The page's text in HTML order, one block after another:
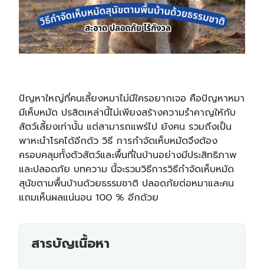
ปัญหาใหญ่ที่คนเลี้ยงหมาไม่มีใครอยากเจอ คือปัญหาหมา
มีเห็บหมัด ปรสิตเหล่านี้ไม่เพียงสร้างความรำคาญให้กับ
สัตว์เลี้ยงเท่านั้น แต่สามารถแพร่ไป ยังคน รวมถึงเป็น
พาหะนำโรคได้อีกด้ว วิธี การกำจัดเห็บหมัดจึงต้อง
ครอบคลุมทั้งตัวสัตว์และพื้นที่ในบ้านอย่างมีประสิทธิภาพ
และปลอดภัย บทความ นี้จะรวมวิธีการวิธีกำจัดเห็บหมัด
สุนัขตามพื้นบ้านด้วยธรรมชาติ ปลอดภัยต่อหมาและคน
แถมเห็นผลแน่นอน 100 % อีกด้วย
สารบัญเนื้อหา